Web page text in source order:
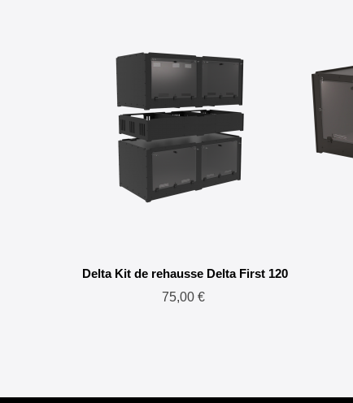
Delta Kit de rehausse Delta First 120
75,00 €